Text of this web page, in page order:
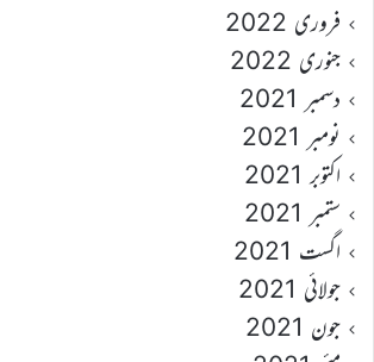
فروری 2022
جنوری 2022
دسمبر 2021
نومبر 2021
اکتوبر 2021
ستمبر 2021
اگست 2021
جولائی 2021
جون 2021